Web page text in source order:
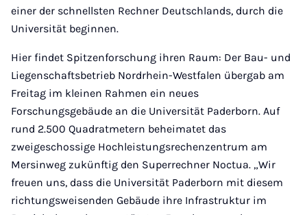
einer der schnellsten Rechner Deutschlands, durch die
Universität beginnen.
Hier findet Spitzenforschung ihren Raum: Der Bau- und
Liegenschaftsbetrieb Nordrhein-Westfalen übergab am
Freitag im kleinen Rahmen ein neues
Forschungsgebäude an die Universität Paderborn. Auf
rund 2.500 Quadratmetern beheimatet das
zweigeschossige Hochleistungsrechenzentrum am
Mersinweg zukünftig den Superrechner Noctua. „Wir
freuen uns, dass die Universität Paderborn mit diesem
richtungsweisenden Gebäude ihre Infrastruktur im